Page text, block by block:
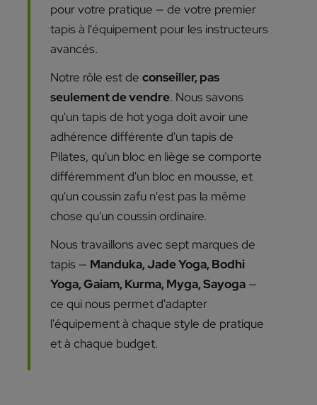
pour votre pratique — de votre premier
tapis à l'équipement pour les instructeurs
avancés.
Notre rôle est de conseiller, pas
seulement de vendre. Nous savons
qu'un tapis de hot yoga doit avoir une
adhérence différente d'un tapis de
Pilates, qu'un bloc en liège se comporte
différemment d'un bloc en mousse, et
qu'un coussin zafu n'est pas la même
chose qu'un coussin ordinaire.
Nous travaillons avec sept marques de
tapis — Manduka, Jade Yoga, Bodhi
Yoga, Gaiam, Kurma, Myga, Sayoga —
ce qui nous permet d'adapter
l'équipement à chaque style de pratique
et à chaque budget.